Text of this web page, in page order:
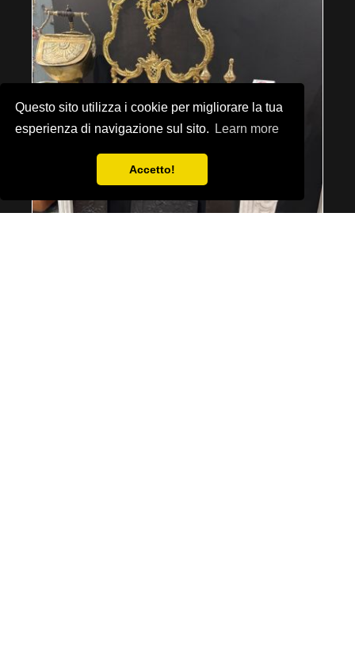
Questo sito utilizza i cookie per migliorare la tua
esperienza di navigazione sul sito.
Learn more
Accetto!